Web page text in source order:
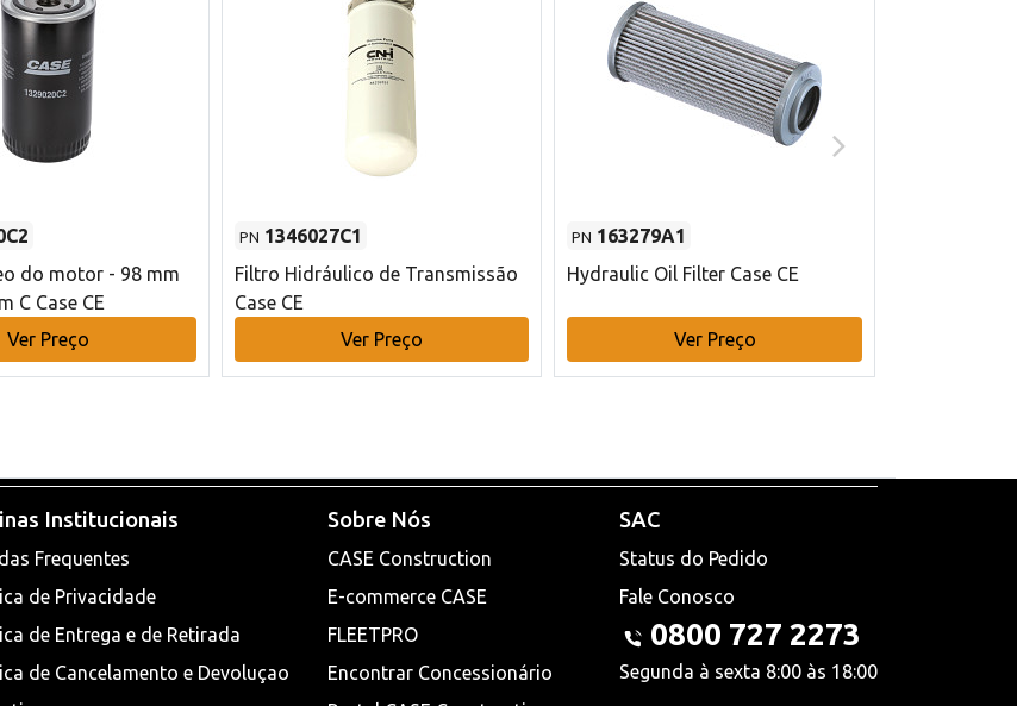
do motor - 98 mm
C Case CE
Ver Preço
PN 1346027C1
Filtro Hidráulico de Transmissão
Case CE
Ver Preço
PN 163279A1
Hydraulic Oil Filter Case CE
Ver Preço
Institucionais
Frequentes
de Privacidade
de Entrega e de Retirada
de Cancelamento e Devoluçao
Sobre Nós
CASE Construction
E-commerce CASE
FLEETPRO
Encontrar Concessionário
SAC
Status do Pedido
Fale Conosco
0800 727 2273
Segunda à sexta 8:00 às 18:00